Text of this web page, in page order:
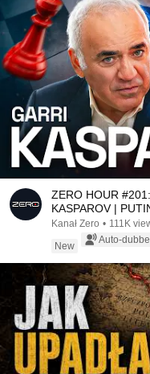
ZERO HOUR
KASPAROV |
Kanał Zero • 111K
New
Auto-